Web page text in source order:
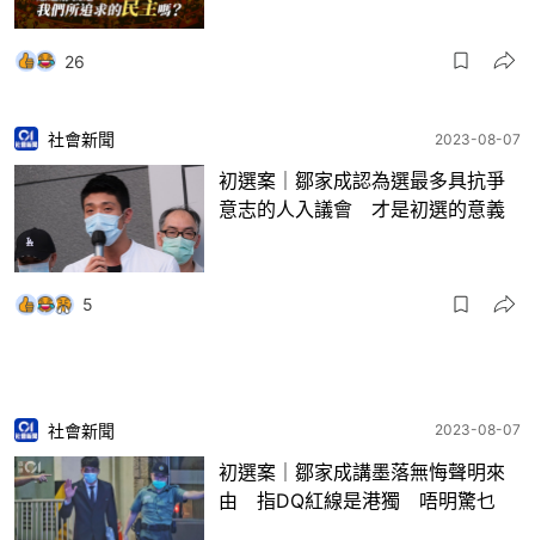
26
社會新聞 2023-08-07
初選案｜鄒家成認為選最多具抗爭
意志的人入議會 才是初選的意義
5
社會新聞 2023-08-07
初選案｜鄒家成講墨落無悔聲明來
由 指DQ紅線是港獨 唔明驚乜